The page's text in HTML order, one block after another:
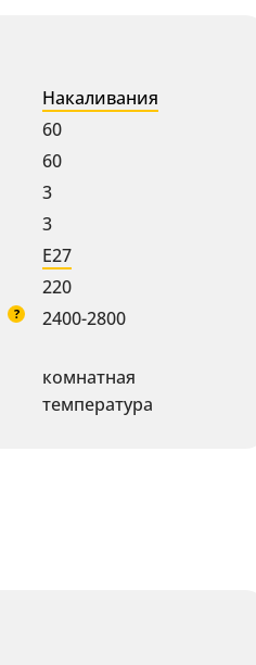
Накаливания
60
60
3
3
E27
220
? 2400-2800
комнатная
температура